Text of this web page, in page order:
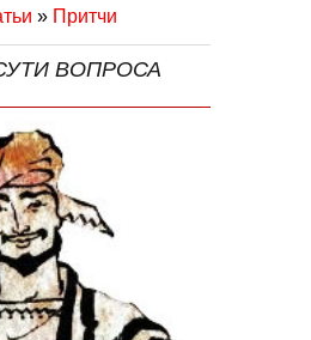
» Притчи
ВОПРОСА